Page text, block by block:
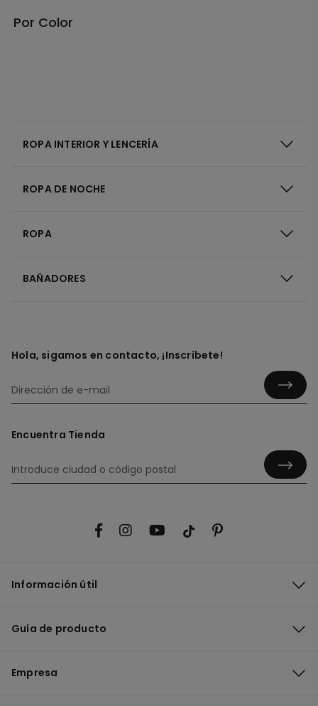
Por Color
ROPA INTERIOR Y LENCERÍA
ROPA DE NOCHE
ROPA
BAÑADORES
Hola, sigamos en contacto, ¡Inscríbete!
Encuentra Tienda
Información útil
Guía de producto
Empresa